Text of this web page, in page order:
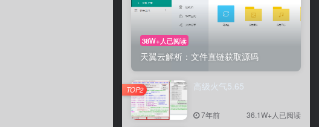
38W+人已阅读
天翼云解析：文件直链获取源码
高级火气5.65
7年前 36.1W+人已阅读
TOP2